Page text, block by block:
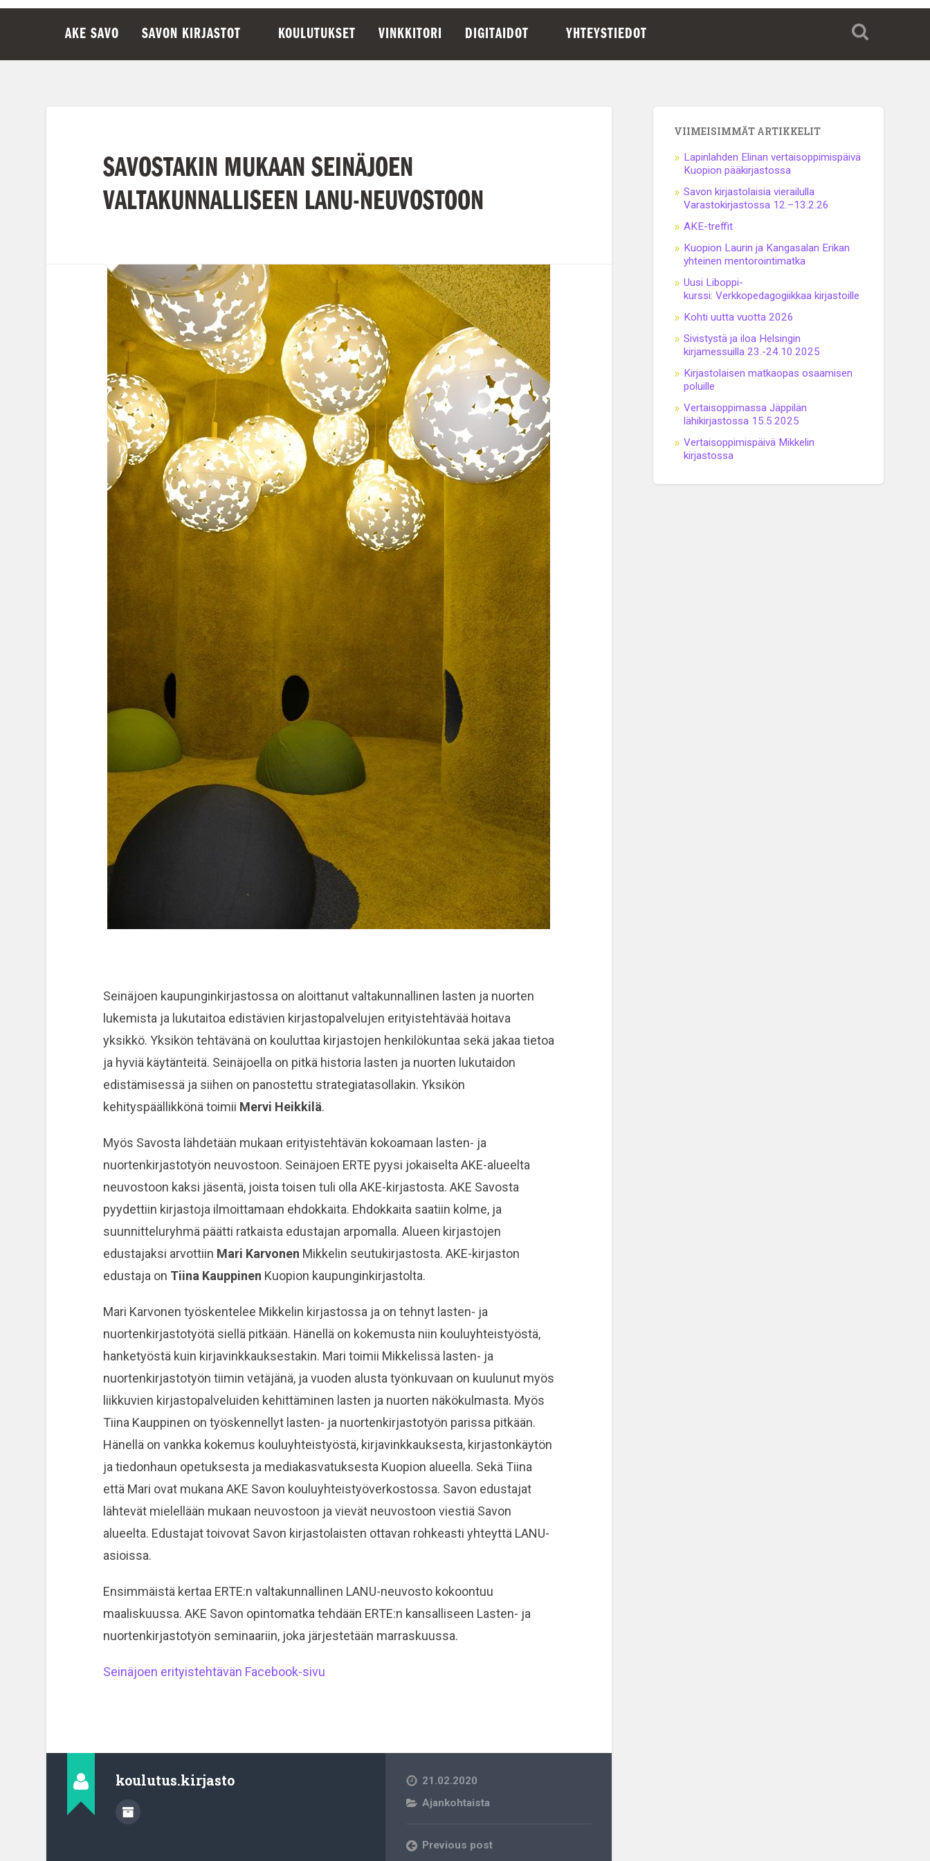
AKE SAVO SAVON KIRJASTOT KOULUTUKSET VINKKITORI DIGITAIDOT YHTEYSTIEDOT
SAVOSTAKIN MUKAAN SEINÄJOEN
VALTAKUNNALLISEEN LANU-NEUVOSTOON
Seinäjoen kaupunginkirjastossa on aloittanut valtakunnallinen lasten ja nuorten
lukemista ja lukutaitoa edistävien kirjastopalvelujen erityistehtävää hoitava
yksikkö. Yksikön tehtävänä on kouluttaa kirjastojen henkilökuntaa sekä jakaa tietoa
ja hyviä käytänteitä. Seinäjoella on pitkä historia lasten ja nuorten lukutaidon
edistämisessä ja siihen on panostettu strategiatasollakin. Yksikön
kehityspäällikkönä toimii Mervi Heikkilä.
Myös Savosta lähdetään mukaan erityistehtävän kokoamaan lasten- ja
nuortenkirjastotyön neuvostoon. Seinäjoen ERTE pyysi jokaiselta AKE-alueelta
neuvostoon kaksi jäsentä, joista toisen tuli olla AKE-kirjastosta. AKE Savosta
pyydettiin kirjastoja ilmoittamaan ehdokkaita. Ehdokkaita saatiin kolme, ja
suunnitteluryhmä päätti ratkaista edustajan arpomalla. Alueen kirjastojen
edustajaksi arvottiin Mari Karvonen Mikkelin seutukirjastosta. AKE-kirjaston
edustaja on Tiina Kauppinen Kuopion kaupunginkirjastolta.
Mari Karvonen työskentelee Mikkelin kirjastossa ja on tehnyt lasten- ja
nuortenkirjastotyötä siellä pitkään. Hänellä on kokemusta niin kouluyhteistyöstä,
hanketyöstä kuin kirjavinkkauksestakin. Mari toimii Mikkelissä lasten- ja
nuortenkirjastotyön tiimin vetäjänä, ja vuoden alusta työnkuvaan on kuulunut myös
liikkuvien kirjastopalveluiden kehittäminen lasten ja nuorten näkökulmasta. Myös
Tiina Kauppinen on työskennellyt lasten- ja nuortenkirjastotyön parissa pitkään.
Hänellä on vankka kokemus kouluyhteistyöstä, kirjavinkkauksesta, kirjastonkäytön
ja tiedonhaun opetuksesta ja mediakasvatuksesta Kuopion alueella. Sekä Tiina
että Mari ovat mukana AKE Savon kouluyhteistyöverkostossa. Savon edustajat
lähtevät mielellään mukaan neuvostoon ja vievät neuvostoon viestiä Savon
alueelta. Edustajat toivovat Savon kirjastolaisten ottavan rohkeasti yhteyttä LANU-
asioissa.
Ensimmäistä kertaa ERTE:n valtakunnallinen LANU-neuvosto kokoontuu
maaliskuussa. AKE Savon opintomatka tehdään ERTE:n kansalliseen Lasten- ja
nuortenkirjastotyön seminaariin, joka järjestetään marraskuussa.
Seinäjoen erityistehtävän Facebook-sivu
koulutus.kirjasto
21.02.2020
Ajankohtaista
Previous post
VIIMEISIMMÄT ARTIKKELIT
Lapinlahden Elinan vertaisoppimispäivä
Kuopion pääkirjastossa
Savon kirjastolaisia vierailulla
Varastokirjastossa 12.–13.2.26
AKE-treffit
Kuopion Laurin ja Kangasalan Erikan
yhteinen mentorointimatka
Uusi Liboppi-
kurssi: Verkkopedagogiikkaa kirjastoille
Kohti uutta vuotta 2026
Sivistystä ja iloa Helsingin
kirjamessuilla 23.-24.10.2025
Kirjastolaisen matkaopas osaamisen
poluille
Vertaisoppimassa Jäppilän
lähikirjastossa 15.5.2025
Vertaisoppimispäivä Mikkelin
kirjastossa